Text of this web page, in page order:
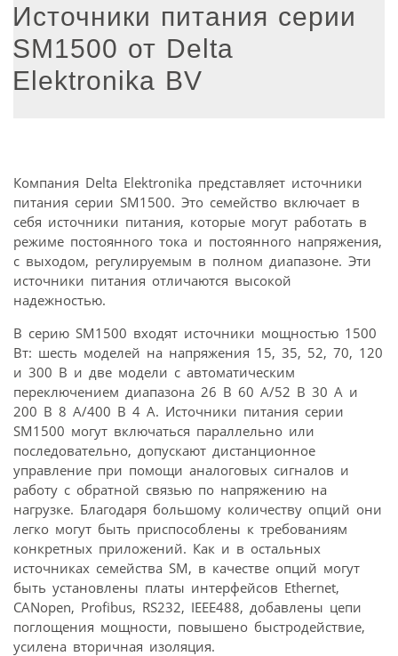
Источники питания серии
SM1500 от Delta
Elektronika BV
Компания Delta Elektronika представляет источники
питания серии SM1500. Это семейство включает в
себя источники питания, которые могут работать в
режиме постоянного тока и постоянного напряжения,
с выходом, регулируемым в полном диапазоне. Эти
источники питания отличаются высокой
надежностью.
В серию SM1500 входят источники мощностью 1500
Вт: шесть моделей на напряжения 15, 35, 52, 70, 120
и 300 В и две модели с автоматическим
переключением диапазона 26 В 60 А/52 В 30 А и
200 В 8 А/400 В 4 А. Источники питания серии
SM1500 могут включаться параллельно или
последовательно, допускают дистанционное
управление при помощи аналоговых сигналов и
работу с обратной связью по напряжению на
нагрузке. Благодаря большому количеству опций они
легко могут быть приспособлены к требованиям
конкретных приложений. Как и в остальных
источниках семейства SM, в качестве опций могут
быть установлены платы интерфейсов Ethernet,
CANopen, Profibus, RS232, IEEE488, добавлены цепи
поглощения мощности, повышено быстродействие,
усилена вторичная изоляция.